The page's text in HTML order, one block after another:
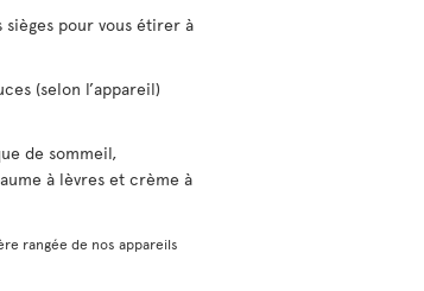
pour vous étirer à
(selon l’appareil)
de sommeil,
à lèvres et crème à
rangée de nos appareils